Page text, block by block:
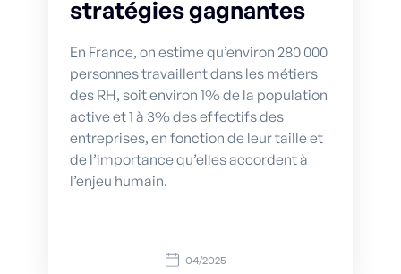
stratégies gagnantes
En France, on estime qu’environ 280 000
personnes travaillent dans les métiers
des RH, soit environ 1% de la population
active et 1 à 3% des effectifs des
entreprises, en fonction de leur taille et
de l’importance qu’elles accordent à
l’enjeu humain.
04/2025